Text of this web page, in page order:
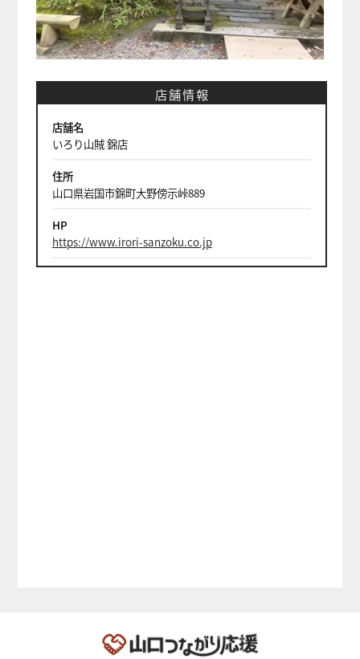
店舗情報
店舗名
いろり山賊 錦店
住所
山口県岩国市錦町大野傍示峠889
HP
https://www.irori-sanzoku.co.jp